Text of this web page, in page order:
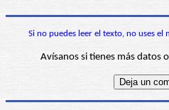
Si no puedes leer el texto, no uses
Avísanos si tienes más datos